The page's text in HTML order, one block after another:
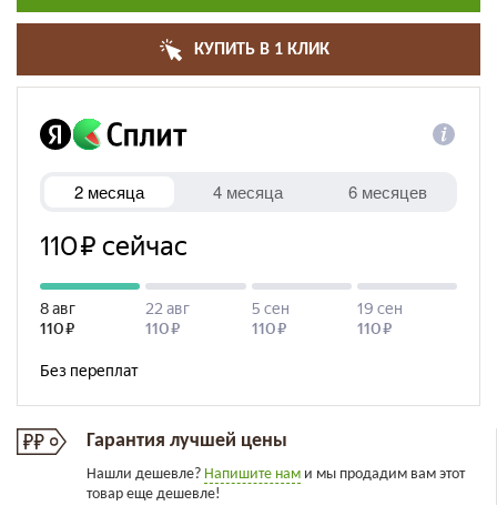
КУПИТЬ В 1 КЛИК
Гарантия лучшей цены
Нашли дешевле? Напишите нам и мы продадим вам этот
товар еще дешевле!